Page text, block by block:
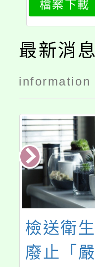
1
檔案下載
最新消
information
檢送衛
廢止「